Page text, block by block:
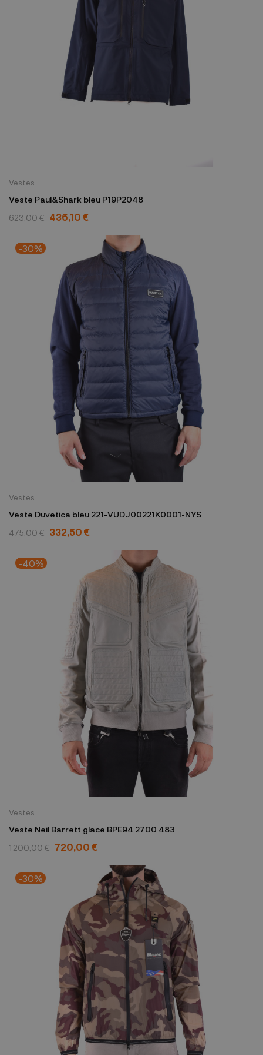
Vestes
Veste Paul&Shark bleu P19P2048
623,00 € 436,10 €
-30%
Vestes
Veste Duvetica bleu 221-VUDJ00221K0001-NYS
475,00 € 332,50 €
-40%
Vestes
Veste Neil Barrett glace BPE94 2700 483
1 200,00 € 720,00 €
-30%